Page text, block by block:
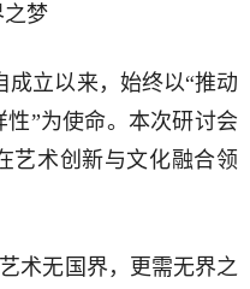
之梦
立以来，始终以“推动
”为使命。本次研讨会
艺术创新与文化融合领
无国界，更需无界之